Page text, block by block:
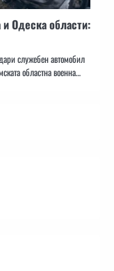
Одеска области:
служебен автомобил
областна военна…